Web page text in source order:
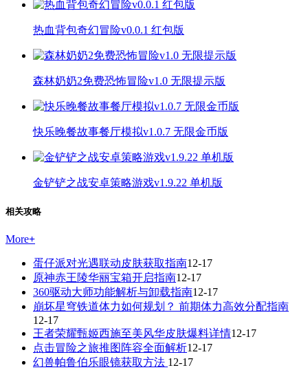
热血背包奇幻冒险v0.0.1 红包版
森林奶奶2免费恐怖冒险v1.0 无限提示版
快乐晚餐故事餐厅模拟v1.0.7 无限金币版
金铲铲之战安卓策略游戏v1.9.22 单机版
相关攻略
More+
蛋仔派对光遇联动皮肤获取指南12-17
原神赤王陵华丽宝箱开启指南12-17
360驱动大师功能解析与卸载指南12-17
崩坏星穹铁道体力如何规划？ 前期体力高效分配指南
12-17
王者荣耀甄姬西施至美风华皮肤爆料详情12-17
点击冒险之旅推图阵容全面解析12-17
幻兽帕鲁伯乐眼镜获取方法 12-17